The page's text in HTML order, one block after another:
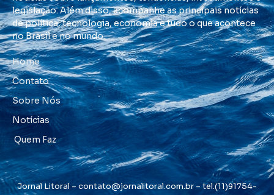
legislação. Além disso, acompanhe as principais notícias
de política, tecnologia, economia e tudo o que acontece
no Brasil e no mundo.
Home
Contato
Sobre Nós
Notícias
Quem Faz
Jornal Litoral – contato@jornalitoral.com.br – tel.(11)91754-